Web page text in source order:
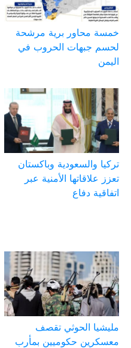
خمسة محاور برية مرشحة
لحسم جبهات الحروب في
اليمن
تركيا والسعودية وباكستان
تعزز علاقاتها الأمنية عبر
اتفاقية دفاع
مليشيا الحوثي تقصف
معسكرين حكوميين بمأرب